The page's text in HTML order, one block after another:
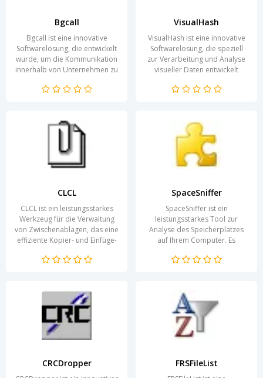
Bgcall
Bgcall ist eine innovative
Softwarelösung, die entwickelt
wurde, um die Kommunikation
innerhalb von Unternehmen zu
benutzerfreundlichen...
VisualHash
VisualHash ist eine innovative
Softwarelösung, die speziell
zur Verarbeitung und Analyse
visueller Daten entwickelt
Anwendung...
CLCL
CLCL ist ein leistungsstarkes
Werkzeug für die Verwaltung
von Zwischenablagen, das eine
effiziente Kopier- und Einfüge-
Anwendung...
SpaceSniffer
SpaceSniffer ist ein
leistungsstarkes Tool zur
Analyse des Speicherplatzes
auf Ihrem Computer. Es
effizient herauszufinden, wo...
CRCDropper FRSFileList